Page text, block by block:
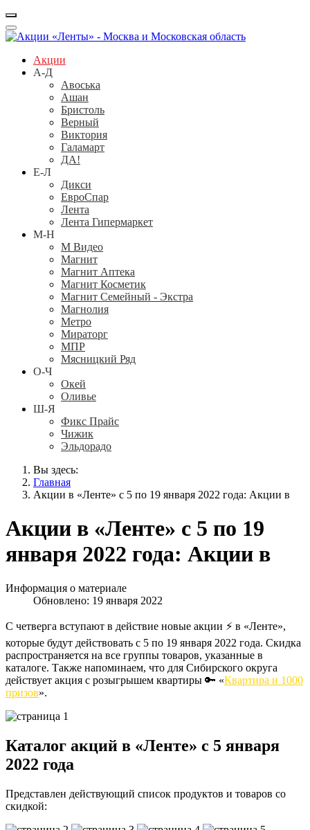
Акции
А-Д
Авоська
Ашан
Бристоль
Верный
Виктория
Галамарт
ДА!
Е-Л
Дикси
ЕвроСпар
Лента
Лента Гипермаркет
М-Н
М Видео
Магнит
Магнит Аптека
Магнит Косметик
Магнит Семейный - Экстра
Магнолия
Метро
Мираторг
МПР
Мясницкий Ряд
О-Ч
Окей
Оливье
Ш-Я
Фикс Прайс
Чижик
Эльдорадо
Вы здесь:
Главная
Акции в «Ленте» с 5 по 19 января 2022 года: Акции в
Акции в «Ленте» с 5 по 19
января 2022 года: Акции в
Информация о материале
Обновлено: 19 января 2022
С четверга вступают в действие новые акции ⚡️ в «Ленте»,
которые будут действовать с 5 по 19 января 2022 года. Скидка
распространяется на все группы товаров, указанные в
каталоге. Также напоминаем, что для Сибирского округа
действует акция с розыгрышем квартиры 🔑 «Квартира и 1000
призов».
Каталог акций в «Ленте» с 5 января
2022 года
Представлен действующий список продуктов и товаров со
скидкой: